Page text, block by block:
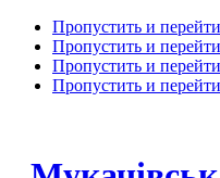
Пропустить и
Пропустить и
Пропустить и
Пропустить и